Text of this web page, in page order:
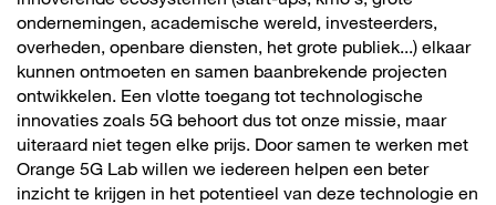
ondernemingen, academische wereld, investeerders,
overheden, openbare diensten, het grote publiek...) elkaar
kunnen ontmoeten en samen baanbrekende projecten
ontwikkelen. Een vlotte toegang tot technologische
innovaties zoals 5G behoort dus tot onze missie, maar
uiteraard niet tegen elke prijs. Door samen te werken met
Orange 5G Lab willen we iedereen helpen een beter
inzicht te krijgen in het potentieel van deze technologie en